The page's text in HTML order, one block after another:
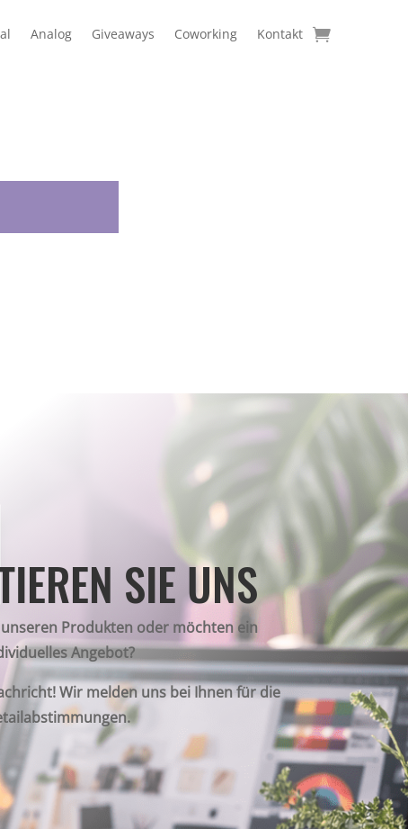
Analog Giveaways Coworking Kontakt
SIE UNS
Produkten oder möchten ein
Angebot?
Wir melden uns bei Ihnen für die